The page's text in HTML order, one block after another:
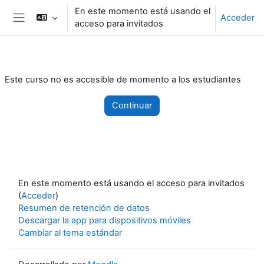
Salta al contenido principal
Panel lateral
En este momento está usando el
acceso para invitados
Acceder
Este curso no es accesible de momento a los estudiantes
Continuar
En este momento está usando el acceso para invitados
(Acceder)
Resumen de retención de datos
Descargar la app para dispositivos móviles
Cambiar al tema estándar